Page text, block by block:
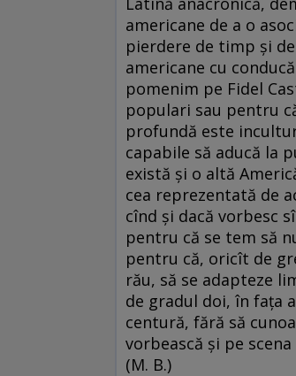
americane de a o
pierdere de timp şi
americane cu
pomenim pe Fidel
populari sau pentru
profundă este
capabile să aducă la
există şi o altă
cea reprezentată de
cînd şi dacă vorbesc
pentru că se tem să
pentru că, oricît de
rău, să se adapteze
de gradul doi, în faţa
centură, fără să
vorbească şi pe
(M. B.)